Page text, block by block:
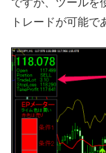
ですが、ツールを
トレードが可能で